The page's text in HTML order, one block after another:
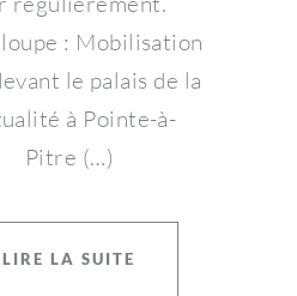
: Mobilisation
le palais de la
à Pointe-à-
Pitre (…)
LIRE LA SUITE